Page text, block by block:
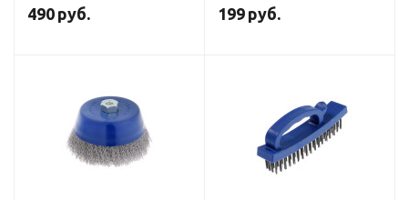
мм, чашки 25-50-75 мм, 5
шт.
490 руб.
75 мм
199 руб.